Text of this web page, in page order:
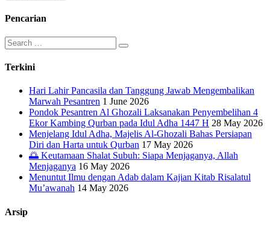
Pencarian
Search
for:
Terkini
Hari Lahir Pancasila dan Tanggung Jawab Mengembalikan
Marwah Pesantren 1 June 2026
Pondok Pesantren Al Ghozali Laksanakan Penyembelihan 4
Ekor Kambing Qurban pada Idul Adha 1447 H 28 May 2026
Menjelang Idul Adha, Majelis Al-Ghozali Bahas Persiapan
Diri dan Harta untuk Qurban 17 May 2026
🌅 Keutamaan Shalat Subuh: Siapa Menjaganya, Allah
Menjaganya 16 May 2026
Menuntut Ilmu dengan Adab dalam Kajian Kitab Risalatul
Mu’awanah 14 May 2026
Arsip